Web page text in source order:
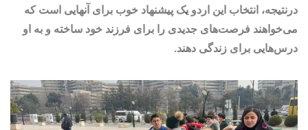
درنتیجه، انتخاب این اردو یک پیشنهاد خوب برای آنهایی است که
می‌خواهند فرصت‌های جدیدی را برای فرزند خود ساخته و به او
درس‌هایی برای زندگی دهند.